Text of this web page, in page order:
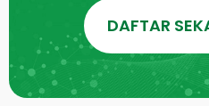
DAFTAR